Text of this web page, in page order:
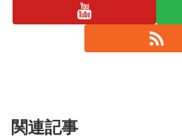
関連記事